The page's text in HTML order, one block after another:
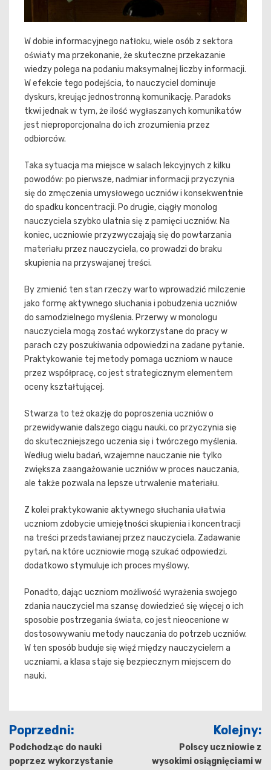
W dobie informacyjnego natłoku, wiele osób z sektora
oświaty ma przekonanie, że skuteczne przekazanie
wiedzy polega na podaniu maksymalnej liczby informacji.
W efekcie tego podejścia, to nauczyciel dominuje
dyskurs, kreując jednostronną komunikację. Paradoks
tkwi jednak w tym, że ilość wygłaszanych komunikatów
jest nieproporcjonalna do ich zrozumienia przez
odbiorców.
Taka sytuacja ma miejsce w salach lekcyjnych z kilku
powodów: po pierwsze, nadmiar informacji przyczynia
się do zmęczenia umysłowego uczniów i konsekwentnie
do spadku koncentracji. Po drugie, ciągły monolog
nauczyciela szybko ulatnia się z pamięci uczniów. Na
koniec, uczniowie przyzwyczajają się do powtarzania
materiału przez nauczyciela, co prowadzi do braku
skupienia na przyswajanej treści.
By zmienić ten stan rzeczy warto wprowadzić milczenie
jako formę aktywnego słuchania i pobudzenia uczniów
do samodzielnego myślenia. Przerwy w monologu
nauczyciela mogą zostać wykorzystane do pracy w
parach czy poszukiwania odpowiedzi na zadane pytanie.
Praktykowanie tej metody pomaga uczniom w nauce
przez współpracę, co jest strategicznym elementem
oceny kształtującej.
Stwarza to też okazję do poproszenia uczniów o
przewidywanie dalszego ciągu nauki, co przyczynia się
do skuteczniejszego uczenia się i twórczego myślenia.
Według wielu badań, wzajemne nauczanie nie tylko
zwiększa zaangażowanie uczniów w proces nauczania,
ale także pozwala na lepsze utrwalenie materiału.
Z kolei praktykowanie aktywnego słuchania ułatwia
uczniom zdobycie umiejętności skupienia i koncentracji
na treści przedstawianej przez nauczyciela. Zadawanie
pytań, na które uczniowie mogą szukać odpowiedzi,
dodatkowo stymuluje ich proces myślowy.
Ponadto, dając uczniom możliwość wyrażenia swojego
zdania nauczyciel ma szansę dowiedzieć się więcej o ich
sposobie postrzegania świata, co jest nieocenione w
dostosowywaniu metody nauczania do potrzeb uczniów.
W ten sposób buduje się więź między nauczycielem a
uczniami, a klasa staje się bezpiecznym miejscem do
nauki.
Nawigacja
wpisu
Poprzedni:
Podchodząc do nauki
poprzez wykorzystanie
Kolejny:
Polscy uczniowie z
wysokimi osiągnięciami w